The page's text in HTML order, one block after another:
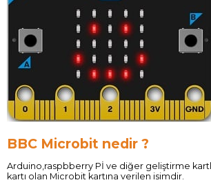
BBC Microbit nedir ?
Arduino,raspbberry Pİ ve diğer geliştirme
kartı olan Microbit kartına verilen isimdir.